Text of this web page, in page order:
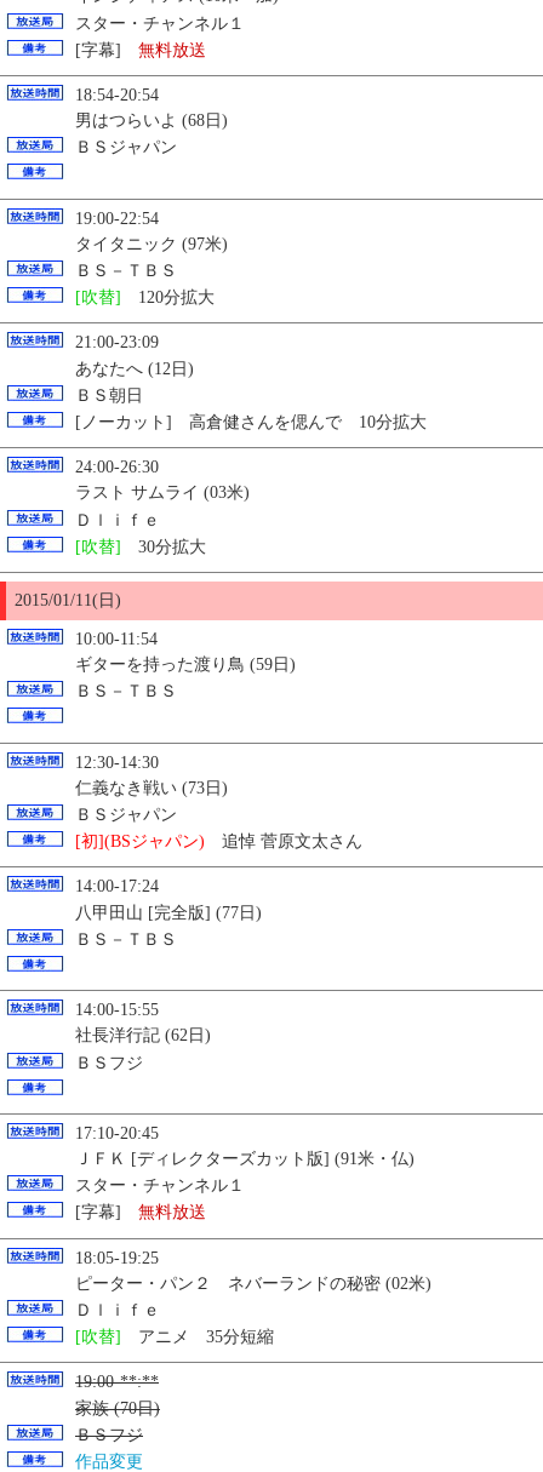
スター・チャンネル１
[字幕] 無料放送
18:54-20:54
男はつらいよ (68日)
ＢＳジャパン
19:00-22:54
タイタニック (97米)
ＢＳ－ＴＢＳ
[吹替]
120分拡大
21:00-23:09
あなたへ (12日)
ＢＳ朝日
[ノーカット] 高倉健さんを偲んで 10分拡大
24:00-26:30
ラスト サムライ (03米)
Ｄｌｉｆｅ
[吹替] 30分拡大
2015/01/11(日)
10:00-11:54
ギターを持った渡り鳥 (59日)
ＢＳ－ＴＢＳ
12:30-14:30
仁義なき戦い (73日)
ＢＳジャパン
[初](BSジャパン) 追悼 菅原文太さん
14:00-17:24
八甲田山 [完全版] (77日)
ＢＳ－ＴＢＳ
14:00-15:55
社長洋行記 (62日)
ＢＳフジ
17:10-20:45
ＪＦＫ [ディレクターズカット版] (91米・仏)
スター・チャンネル１
[字幕] 無料放送
18:05-19:25
ピーター・パン２ ネバーランドの秘密 (02米)
Ｄｌｉｆｅ
[吹替]
アニメ 35分短縮
19:00-**:**
家族 (70日)
ＢＳフジ
作品変更